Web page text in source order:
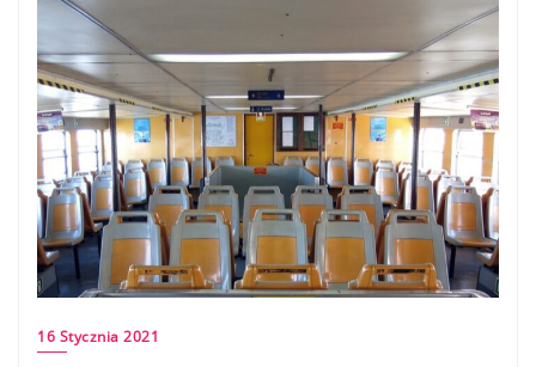
16 Stycznia 2021